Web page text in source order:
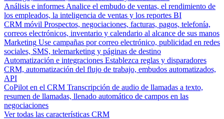
Análisis e informes Analice el embudo de ventas, el rendimiento de
los empleados, la inteligencia de ventas y los reportes BI
CRM móvil Prospectos, negociaciones, facturas, pagos, telefonía,
correos electrónicos, inventario y calendario al alcance de sus manos
Marketing Use campañas por correo electrónico, publicidad en redes
sociales, SMS, telemarketing y páginas de destino
Automatización e integraciones Establezca reglas y disparadores
CRM, automatización del flujo de trabajo, embudos automatizados,
API
CoPilot en el CRM Transcripción de audio de llamadas a texto,
resumen de llamadas, llenado automático de campos en las
negociaciones
Ver todas las características CRM